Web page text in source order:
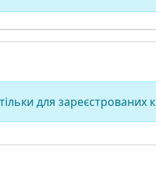
для зареєстрованих